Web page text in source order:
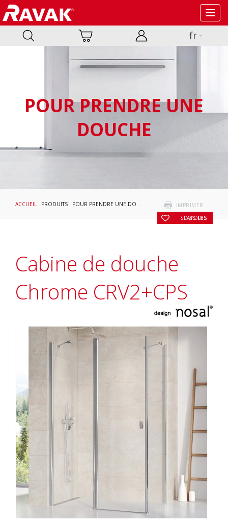
fr
POUR PRENDRE UNE
DOUCHE
IMPRIMER
SOUS LES FAVORIS
ACCUEIL : PRODUITS : POUR PRENDRE UNE DOUCHE CABINES DE DOUCHE ET
Cabine de douche
Chrome CRV2+CPS